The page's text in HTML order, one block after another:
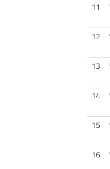
11
12
13
14
15
16